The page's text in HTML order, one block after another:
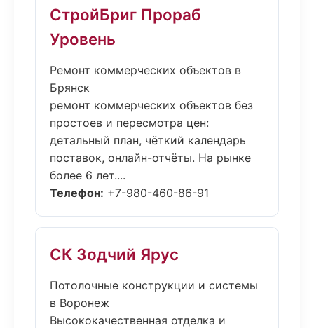
СтройБриг Прораб
Уровень
Ремонт коммерческих объектов в
Брянск
ремонт коммерческих объектов без
простоев и пересмотра цен:
детальный план, чёткий календарь
поставок, онлайн-отчёты. На рынке
более 6 лет....
Телефон: +7-980-460-86-91
СК Зодчий Ярус
Потолочные конструкции и системы
в Воронеж
Высококачественная отделка и